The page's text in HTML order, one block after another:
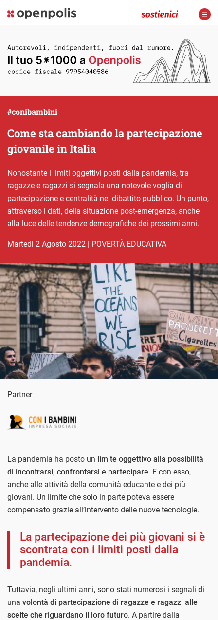
Come sta cambiando la partecipazione
giovanile in Italia
#conibambini
Nonostante i limiti oggettivi posti dalla pandemia, tra
ragazze e ragazzi si segnala una notevole voglia di
partecipazione e centralità nel dibattito pubblico. Un punto,
attraverso i dati, della situazione post-emergenza, anche
alla luce delle tendenze demografiche dei prossimi anni.
martedì 2 Agosto 2022 | POVERTÀ EDUCATIVA
Partner
La pandemia ha posto un limite oggettivo alla possibilità
di incontrarsi, confrontarsi e partecipare. E con esso,
anche alle attività della comunità educante e dei più
giovani. Un limite che solo in parte poteva essere
compensato grazie all’intervento delle nuove tecnologie.
La partecipazione dei più giovani si è
scontrata con i limiti posti dalla
pandemia.
Tuttavia, negli ultimi anni, sono stati numerosi i segnali di
una volontà di partecipazione di ragazze e ragazzi alle
scelte che riguardano il loro futuro. A partire dalla